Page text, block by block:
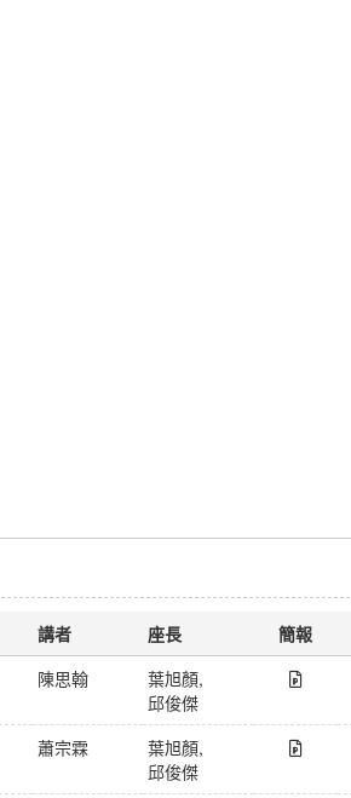
講者 座長 簡報
陳思翰 葉旭顏,
邱俊傑
蕭宗霖 葉旭顏,
邱俊傑